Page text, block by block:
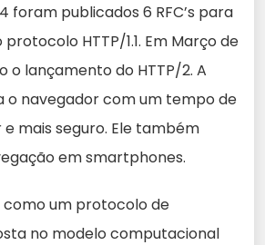
foram publicados 6 RFC’s para
HTTP/1.1. Em Março de
o lançamento do HTTP/2. A
o navegador com um tempo de
mais seguro. Ele também
em smartphones.
como um protocolo de
no modelo computacional